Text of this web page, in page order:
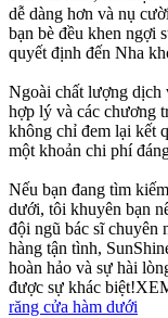
dễ dàng hơn và nụ
bạn bè đều khen ngợi
quyết định đến Nha
Ngoài chất lượng dịch
hợp lý và các chương
không chỉ đem lại kết
một khoản chi phí
Nếu bạn đang tìm
dưới, tôi khuyên bạn
đội ngũ bác sĩ chuyên
hàng tận tình,
hoàn hảo và sự hài
được sự khác
răng cửa hàm dưới